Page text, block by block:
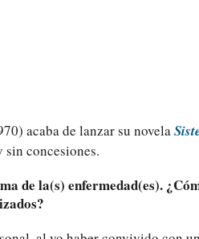
acaba de lanzar su novela
sin concesiones.
de la(s) enfermedad(es).